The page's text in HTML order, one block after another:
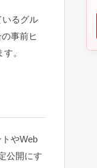
いるグル
事前ヒ
。
やWeb
公開にす